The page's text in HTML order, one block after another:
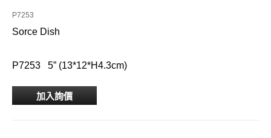
P7253
Sorce Dish
P7253 5” (13*12*H4.3cm)
加入詢價